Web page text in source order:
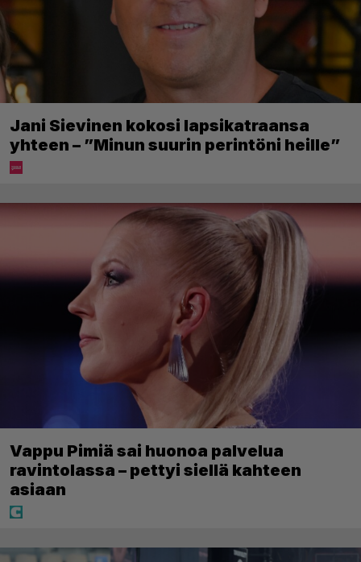
Jani Sievinen kokosi lapsikatraansa
yhteen – ”Minun suurin perintöni heille”
Vappu Pimiä sai huonoa palvelua
ravintolassa – pettyi siellä kahteen
asiaan